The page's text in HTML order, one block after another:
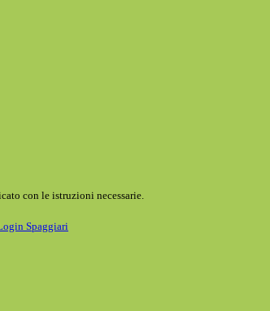
con le istruzioni necessarie.
Spaggiari